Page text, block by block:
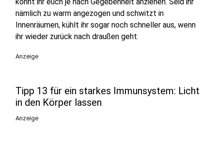
nämlich zu warm angezogen und schwitzt in
Innenräumen, kühlt ihr sogar noch schneller aus, wenn
ihr wieder zurück nach draußen geht.
Anzeige
Tipp 13 für ein starkes Immunsystem: Licht
in den Körper lassen
Anzeige